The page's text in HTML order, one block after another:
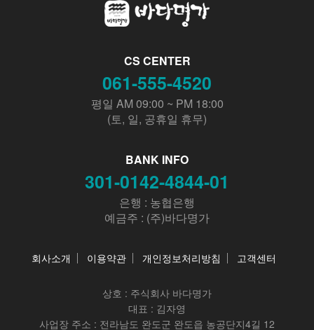
CS CENTER
061-555-4520
평일 AM 09:00 ~ PM 18:00
(토, 일, 공휴일 휴무)
BANK INFO
301-0142-4844-01
은행 : 농협은행
예금주 : (주)바다명가
회사소개 이용약관 개인정보처리방침 고객센터
상호 : 주식회사 바다명가
대표 : 김자영
사업장 주소 : 전라남도 완도군 완도읍 농공단지4길 12